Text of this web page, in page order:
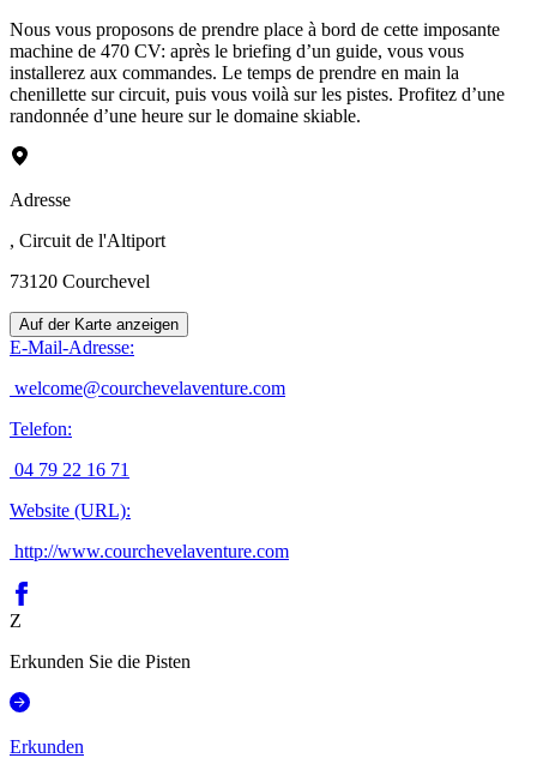
Nous vous proposons de prendre place à bord de cette imposante
machine de 470 CV: après le briefing d’un guide, vous vous
installerez aux commandes. Le temps de prendre en main la
chenillette sur circuit, puis vous voilà sur les pistes. Profitez d’une
randonnée d’une heure sur le domaine skiable.
Adresse
, Circuit de l'Altiport
73120 Courchevel
Auf der Karte anzeigen
E-Mail-Adresse:
welcome@courchevelaventure.com
Telefon:
04 79 22 16 71
Website (URL):
http://www.courchevelaventure.com
Z
Erkunden Sie die Pisten
Erkunden